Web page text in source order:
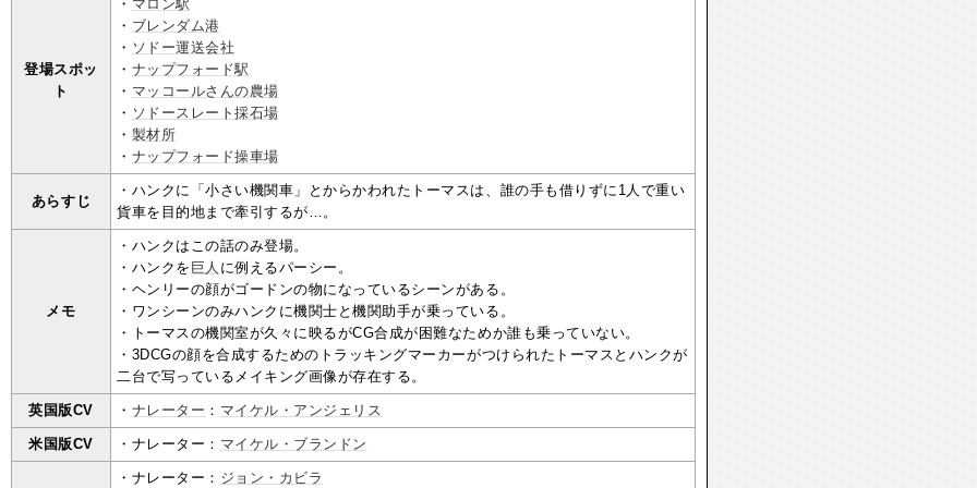
登場スポッ
ト
・ マロン駅
・ ブレンダム港
・ ソドー運送会社
・ ナップフォード駅
・ マッコールさんの農場
・ ソドースレート採石場
・ 製材所
・ ナップフォード操車場
あらすじ
・ハンクに「小さい機関車」とからかわれたトーマスは、誰の手も借りずに1人で重い
貨車を目的地まで牽引するが…。
メモ
・ハンクはこの話のみ登場。
・ハンクを 巨人 に例えるパーシー。
・ヘンリーの顔がゴードンの物になっているシーンがある。
・ワンシーンのみハンクに機関士と機関助手が乗っている。
・トーマスの機関室が久々に映るがCG合成が困難なためか誰も乗っていない。
・3DCGの顔を合成するためのトラッキングマーカーがつけられたトーマスとハンクが
二台で写っているメイキング画像が存在する。
英国版CV ・ ナレーター ： マイケル・アンジェリス
米国版CV ・ナレーター： マイケル・ブランドン
・ナレーター： ジョン・カビラ